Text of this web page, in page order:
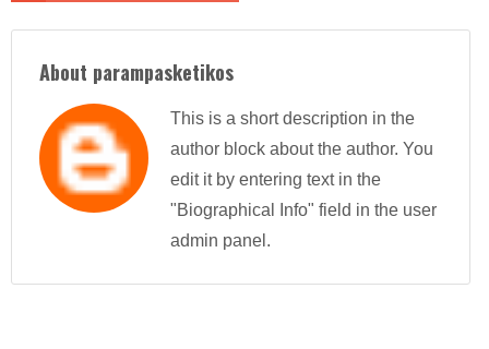
About parampasketikos
This is a short description in the
author block about the author. You
edit it by entering text in the
"Biographical Info" field in the user
admin panel.